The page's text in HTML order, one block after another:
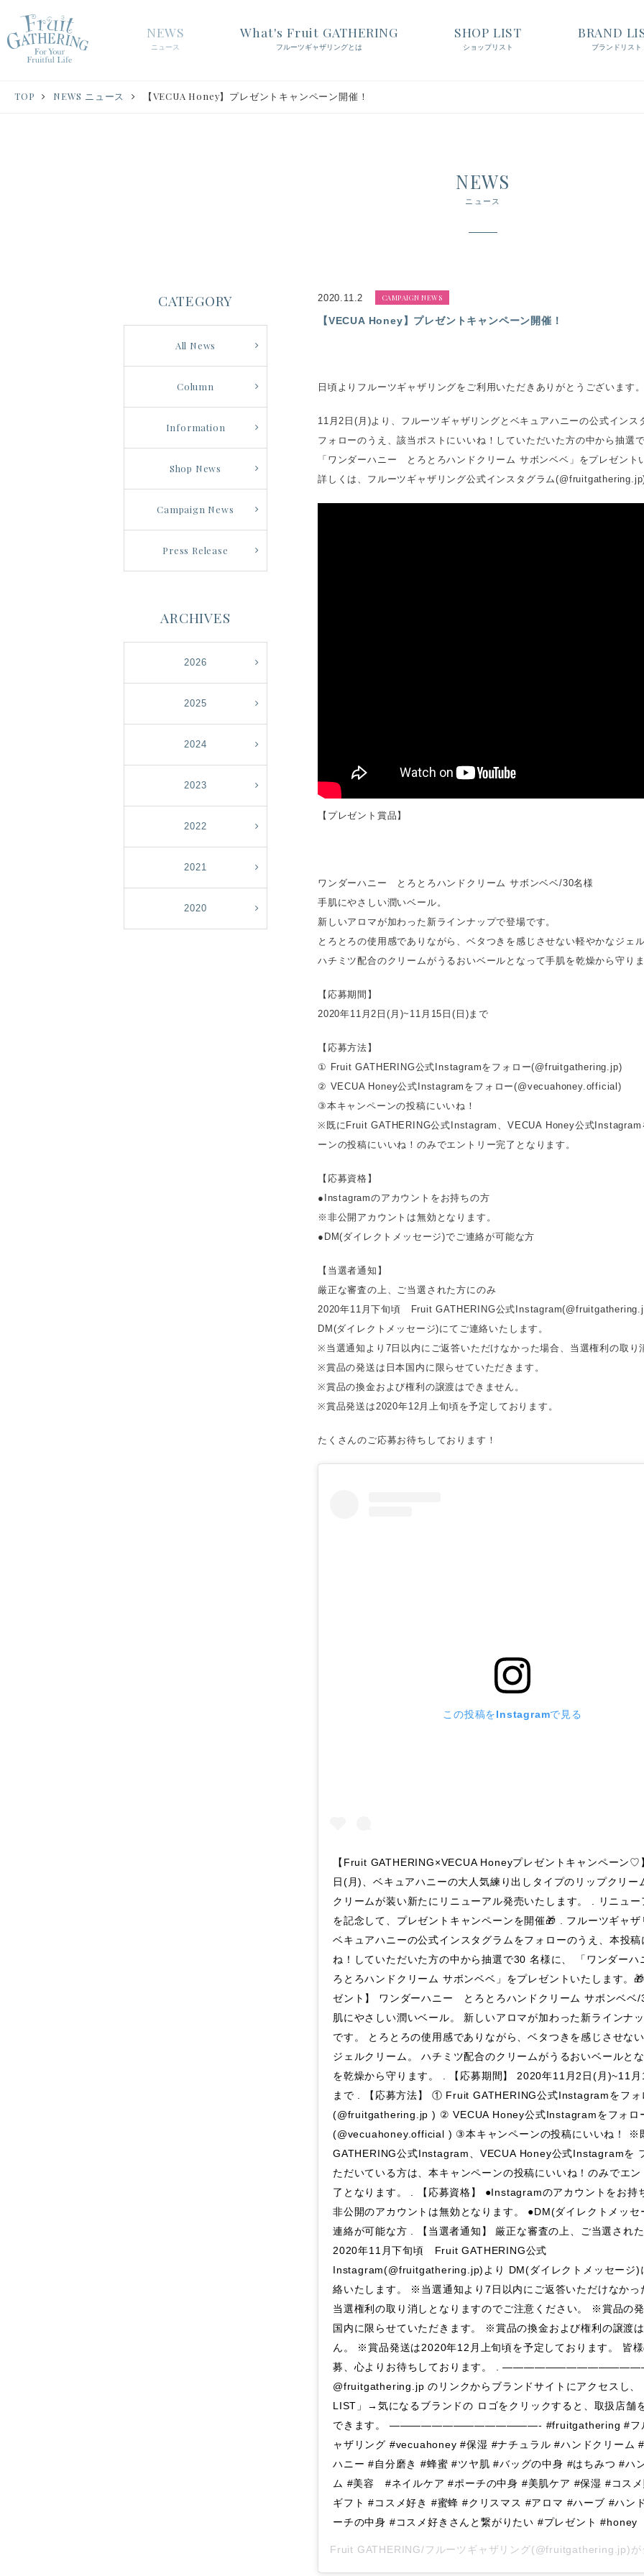
NEWS
ニュース
What's Fruit GATHERING
フルーツギャザリングとは
SHOP LIST
ショップリスト
BRAND
ブランドリスト
TOP NEWS ニュース 【VECUA Honey】プレゼントキャンペーン開催！
NEWS
ニュース
2020.11.2 CAMPAIGN NEWS
【VECUA Honey】プレゼントキャンペーン開催！
日頃よりフルーツギャザリングをご利用いただきありがとうございます。
11月2日(月)より、フルーツギャザリングとベキュアハニーの公式インス
フォローのうえ、該当ポストにいいね！していただいた方の中から抽選で
「ワンダーハニー とろとろハンドクリーム サボンベベ」をプレゼント
詳しくは、フルーツギャザリング公式インスタグラム
【プレゼント賞品】
ワンダーハニー とろとろハンドクリーム サボンベベ/30名様
手肌にやさしい潤いベール。
新しいアロマが加わった新ラインナップで登場です。
とろとろの使用感でありながら、ベタつきを感じさせない軽やかなジェル
ハチミツ配合のクリームがうるおいベールとなって手肌を乾燥から守りま
【応募期間】
2020年11月2日(月)~11月15日(日)まで
【応募方法】
① Fruit GATHERING公式Instagramをフォロー(@fruitgathering.jp)
② VECUA Honey公式Instagramをフォロー(@vecuahoney.official)
③本キャンペーンの投稿にいいね！
※既にFruit GATHERING公式Instagram、VECUA Honey公式Instagram
ーンの投稿にいいね！のみでエントリー完了となります。
【応募資格】
●Instagramのアカウントをお持ちの方
※非公開アカウントは無効となります。
●DM(ダイレクトメッセージ)でご連絡が可能な方
【当選者通知】
‪厳正な審査の上、ご当選された方にのみ‬
2020年11月下旬頃 Fruit GATHERING公式
DM(ダイレクトメッセージ)にてご連絡いたします。
※当選通知より7日以内にご返答いただけなかった場合、当選権利の取り
‪※賞品の発送は日本国内に限らせていただきます。‬
‪※賞品の換金および権利の譲渡はできません。‬
‪※賞品発送は2020年12月上旬頃を予定しております。‬
たくさんのご応募お待ちしております！
この投稿をInstagramで見る
【Fruit GATHERING×VECUA Honeyプレゼントキャンペーン
日(月)、ベキュアハニーの大人気練り出しタイプのリップクリー
クリームが装い新たにリニューアル発売いたします。 . リニュー
を記念して、プレゼントキャンペーンを開催🎁 . フルーツギャザ
ベキュアハニーの公式インスタグラムをフォローのうえ、本投稿
ね！していただいた方の中から抽選で30 名様に、 「ワンダー
ろとろハンドクリーム サボンベベ」をプレゼントいたします。
ゼント】 ワンダーハニー とろとろハンドクリーム サボンベベ/
肌にやさしい潤いベール。 新しいアロマが加わった新ラインナ
です。 とろとろの使用感でありながら、ベタつきを感じさせな
ジェルクリーム。 ハチミツ配合のクリームがうるおいベールと
を乾燥から守ります。 . 【応募期間】 ‪2020年11月2日(月)~11
まで‬ . 【応募方法】 ① Fruit GATHERING公式Instagramをフォ
(@fruitgathering.jp ) ② VECUA Honey公式Instagramをフォロ
(@vecuahoney.official ) ③本キャンペーンの投稿にいいね！ ※
GATHERING公式Instagram、VECUA Honey公式Instagramを
ただいている方は、本キャンペーンの投稿にいいね！のみでエン
了となります。 . 【応募資格】 ●Instagramのアカウントをお
非公開のアカウントは無効となります。 ●DM(ダイレクトメッセ
連絡が可能な方 . 【当選者通知】 ‪厳正な審査の上、ご当選され
2020年11月下旬頃 Fruit GATHERING公式
Instagram(@fruitgathering.jp)より DM(ダイレクトメッセージ)
絡いたします。 ※当選通知より7日以内にご返答いただけなかっ
当選権利の取り消しとなりますのでご注意ください。 ‪※賞品の
国内に限らせていただきます。 ‪※賞品の換金および権利の譲渡
ん。 ‪※賞品発送は2020年12月上旬頃を予定しております。 皆
募、心よりお待ちしております。 .
@fruitgathering.jp のリンクからブランドサイトにアクセスし、
LIST」→気になるブランドの ロゴをクリックすると、取扱店舗
できます。 ——————————————- #fruitgathering #フ
ャザリング #vecuahoney #保湿 #ナチュラル #ハンドクリーム
ハニー #自分磨き #蜂蜜 #ツヤ肌 #バッグの中身 #はちみつ #ハ
ム #美容 #ネイルケア #ポーチの中身 #美肌ケア #保湿 #コス
ギフト #コスメ好き #蜜蜂 #クリスマス #アロマ #ハーブ #ハン
ーチの中身 #コスメ好きさんと繋がりたい #プレゼント #honey
Fruit GATHERING/フルーツギャザリング(@fruitgathering.jp)がシェア
CATEGORY
All News
Column
Information
Shop News
Campaign News
Press Release
ARCHIVES
2026
2025
2024
2023
2022
2021
2020